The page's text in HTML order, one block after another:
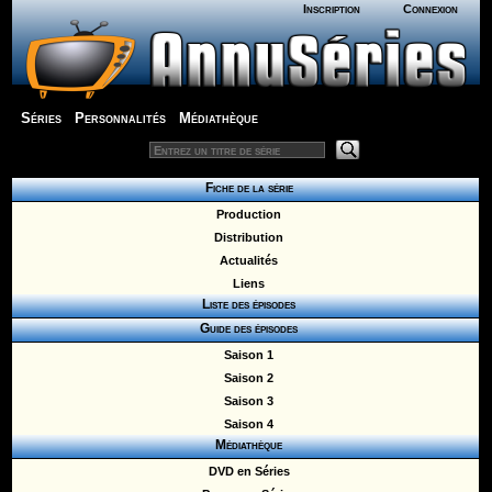
Inscription Connexion
Séries Personnalités Médiathèque
Fiche de la série
Production
Distribution
Actualités
Liens
Liste des épisodes
Guide des épisodes
Saison 1
Saison 2
Saison 3
Saison 4
Médiathèque
DVD en Séries